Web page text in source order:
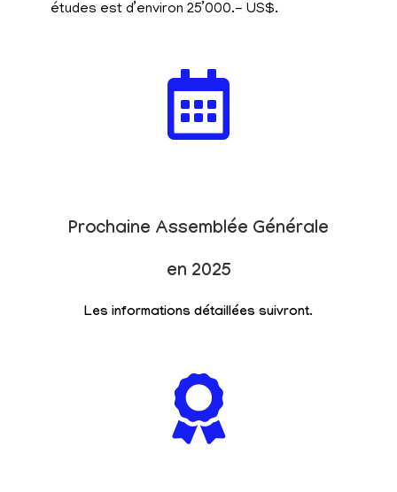
études est d’environ 25’000.- US$.
Prochaine Assemblée Générale
en 2025
Les informations détaillées suivront.